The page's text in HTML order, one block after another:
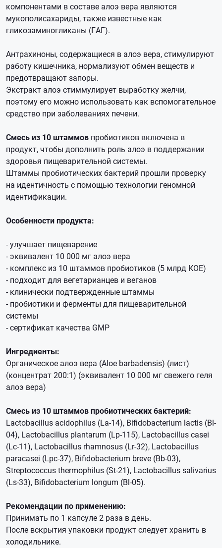
компонентами в составе алоэ вера являются
мукополисахариды, также известные как
гликозаминогликаны (ГАГ).
Антрахиноны, содержащиеся в алоэ вера, стимулируют
работу кишечника, нормализуют обмен веществ и
предотвращают запоры.
Экстракт алоэ стиммулирует выработку желчи,
поэтому его можно использовать как вспомогательное
средство при заболеваниях печени.
Смесь из 10 штаммов пробиотиков включена в
продукт, чтобы дополнить роль алоэ в поддержании
здоровья пищеварительной системы.
Штаммы пробиотических бактерий прошли проверку
на идентичность с помощью технологии геномной
идентификации.
Особенности продукта:
- улучшает пищеварение
- эквивалент 10 000 мг алоэ вера
- комплекс из 10 штаммов пробиотиков (5 млрд КОЕ)
- подходит для вегетарианцев и веганов
- клинически подтвержденные штаммы
- пробиотики и ферменты для пищеварительной
системы
- сертификат качества GMP
Ингредиенты:
Органическое алоэ вера (Aloe barbadensis) (лист)
(концентрат 200:1) (эквивалент 10 000 мг свежего геля
алоэ вера)
Смесь из 10 штаммов пробиотических бактерий:
Lactobacillus acidophilus (La-14), Bifidobacterium lactis (Bl-
04), Lactobacillus plantarum (Lp-115), Lactobacillus casei
(Lc-11), Lactobacillus rhamnosus (Lr-32), Lactobacillus
paracasei (Lpc-37), Bifidobacterium breve (Bb-03),
Streptococcus thermophilus (St-21), Lactobacillus salivarius
(Ls-33), Bifidobacterium longum (Bl-05).
Рекомендации по применению:
Принимать по 1 капсуле 2 раза в день.
После вскрытия упаковки продукт следует хранить в
холодильнике.